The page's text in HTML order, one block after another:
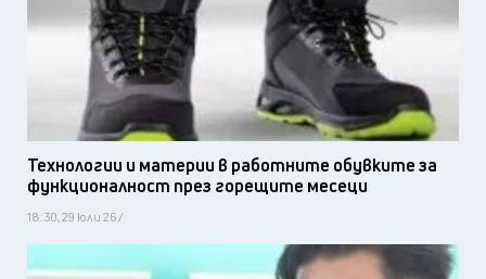
Технологии и материи в работните обувките за
функционалност през горещите месеци
18:30, 29 юли 26 /